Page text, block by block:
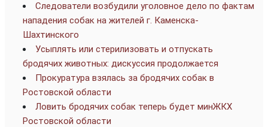
Следователи возбудили уголовное дело по фактам
нападения собак на жителей г. Каменска-
Шахтинского
Усыплять или стерилизовать и отпускать
бродячих животных: дискуссия продолжается
Прокуратура взялась за бродячих собак в
Ростовской области
Ловить бродячих собак теперь будет минЖКХ
Ростовской области